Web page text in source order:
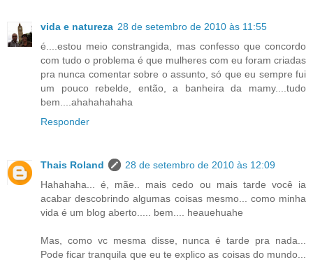
vida e natureza 28 de setembro de 2010 às 11:55
é....estou meio constrangida, mas confesso que concordo
com tudo o problema é que mulheres com eu foram criadas
pra nunca comentar sobre o assunto, só que eu sempre fui
um pouco rebelde, então, a banheira da mamy....tudo
bem....ahahahahaha
Responder
Thais Roland
28 de setembro de 2010 às 12:09
Hahahaha... é, mãe.. mais cedo ou mais tarde você ia
acabar descobrindo algumas coisas mesmo... como minha
vida é um blog aberto..... bem.... heauehuahe
Mas, como vc mesma disse, nunca é tarde pra nada...
Pode ficar tranquila que eu te explico as coisas do mundo...